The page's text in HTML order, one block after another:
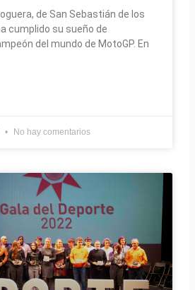
de San Sebastián de los
cumplido su sueño de
del mundo de MotoGP. En
No hay comentarios